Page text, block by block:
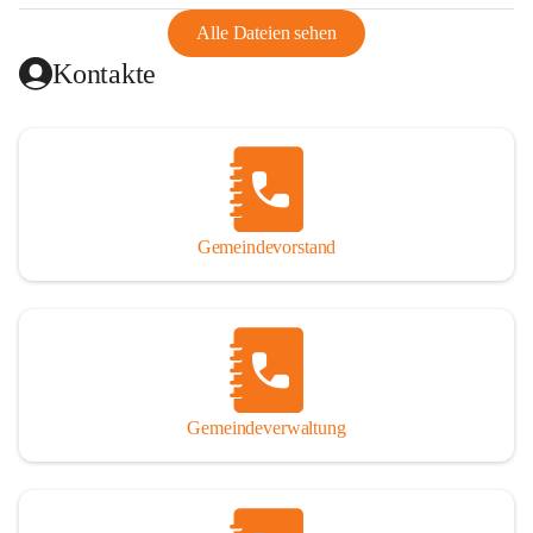
Aus diesem Grund war die Bevölkerung dazu gezwungen,
Schmuggel zu betreiben. Es kam oft zu nächtlichen
Überfällen und Schießereien. Erst mit dem Anschluss des
wirtschaftlich ging es bergauf. Dieser Aufschwung endete
1926. Es folgten Arbeitslosigkeit, Preissteigerung und
Unanbringlichkeit von Produkten. Daher wurde der
Anschluss an das Deutsche Reich begrüßt. Als der Zweite
Weltkrieg ausbrach, schwang die Stimmung um. Es starben
26 Männer an der Front, weitere 16 werden vermisst.
Von 1971 bis 1991 gehörte Wörterberg zur Gemeinde
Ollersdorf. Durch den Einsatz von mehreren Ortsansässigen
wurde Wörterberg 1991 wieder eine eigenständige
Die Gemeinde liegt im Südburgenland im Nordwesten des
Alle Dateien sehen
Kontakte
Gemeindevorstand
Gemeindeverwaltung